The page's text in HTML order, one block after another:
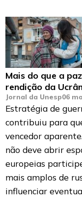
Mais do que a
rendição da
Jornal da Unesp06
Estratégia de
contribuiu para
vencedor
não deve abrir
europeias
mais amplos de
influenciar